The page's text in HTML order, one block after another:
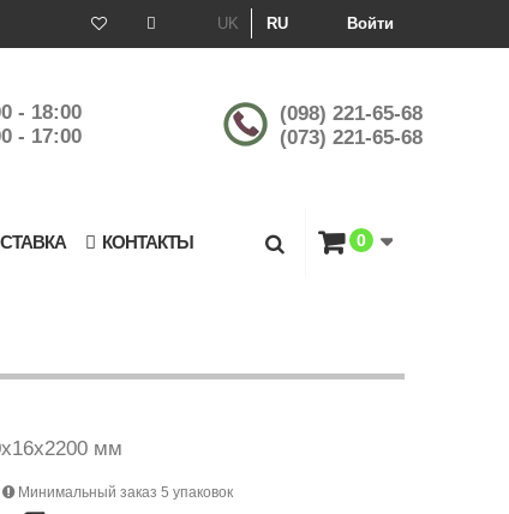
Войти
UK RU
- 18:00
- 17:00
(098) 221-65-68
(073) 221-65-68
КОНТАКТЫ 0
мм
Минимальный заказ 5 упаковок